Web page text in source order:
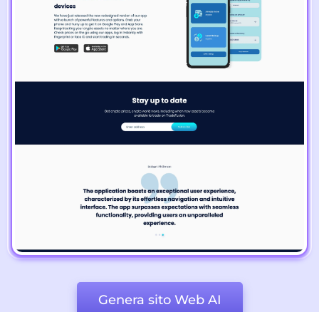
Genera sito Web AI